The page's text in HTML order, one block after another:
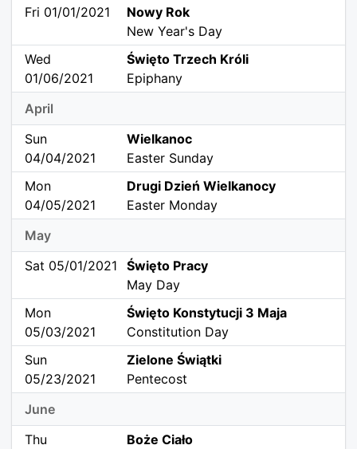
Fri 01/01/2021
Nowy Rok
New Year's Day
Wed
01/06/2021
Święto Trzech Króli
Epiphany
April
Sun
04/04/2021
Wielkanoc
Easter Sunday
Mon
04/05/2021
Drugi Dzień Wielkanocy
Easter Monday
May
Sat 05/01/2021
Święto Pracy
May Day
Mon
05/03/2021
Święto Konstytucji 3 Maja
Constitution Day
Sun
05/23/2021
Zielone Świątki
Pentecost
June
Thu
Boże Ciało